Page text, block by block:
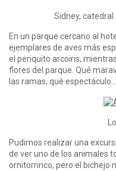
Sidney,
En un parque cercano al
ejemplares de aves más
el periquito arcoiris,
flores del parque. Qué
las ramas, qué espectáculo…
Pudimos realizar una
de ver uno de los animales
ornitorrinco, pero el bichejo